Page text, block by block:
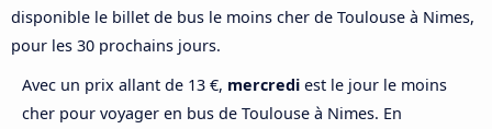
disponible le billet de bus le moins cher de Toulouse à Nimes,
pour les 30 prochains jours.
Avec un prix allant de 13 €, mercredi est le jour le moins
cher pour voyager en bus de Toulouse à Nimes. En